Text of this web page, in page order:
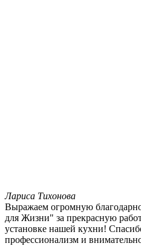
Лариса Тихонова
Выражаем огромную
для Жизни" за прекрасную
установке нашей кухни!
профессионализм и